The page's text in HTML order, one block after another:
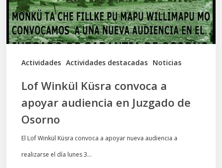
Actividades Actividades destacadas Noticias
audiencia
en
Juzgado
Lof Winkül Küsra convoca a
apoyar audiencia en Juzgado de
Osorno
El Lof Winkül Küsra convoca a apoyar nueva audiencia a
realizarse el día lunes 3…